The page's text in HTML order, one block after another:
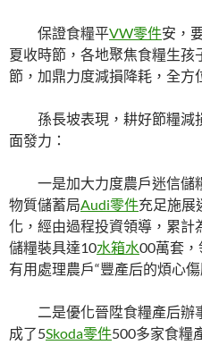
保證食糧平VW零件安，
夏收時節，各地聚焦食糧生
節，加鼎力度減損降耗，全方
孫長坡表現，耕好節糧減
面發力：
一是加大力度農戶迷信儲
物質儲蓄局Audi零件充足施展
化，經由過程投資領導，累計
儲糧裝具達10水箱水00萬套，
有用處理農戶“豐產后的煩心傷
二是優化晉陞食糧產后辦
成了5Skoda零件500多家食糧